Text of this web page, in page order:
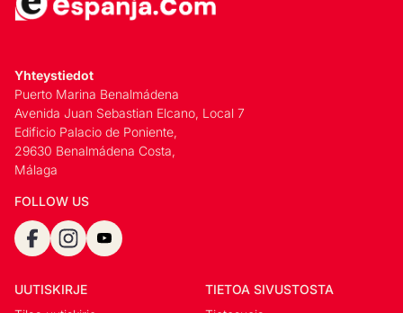
Yhteystiedot
Puerto Marina Benalmádena
Avenida Juan Sebastian Elcano, Local 7
Edificio Palacio de Poniente,
29630 Benalmádena Costa,
Málaga
FOLLOW US
UUTISKIRJE
TIETOA SIVUSTOSTA